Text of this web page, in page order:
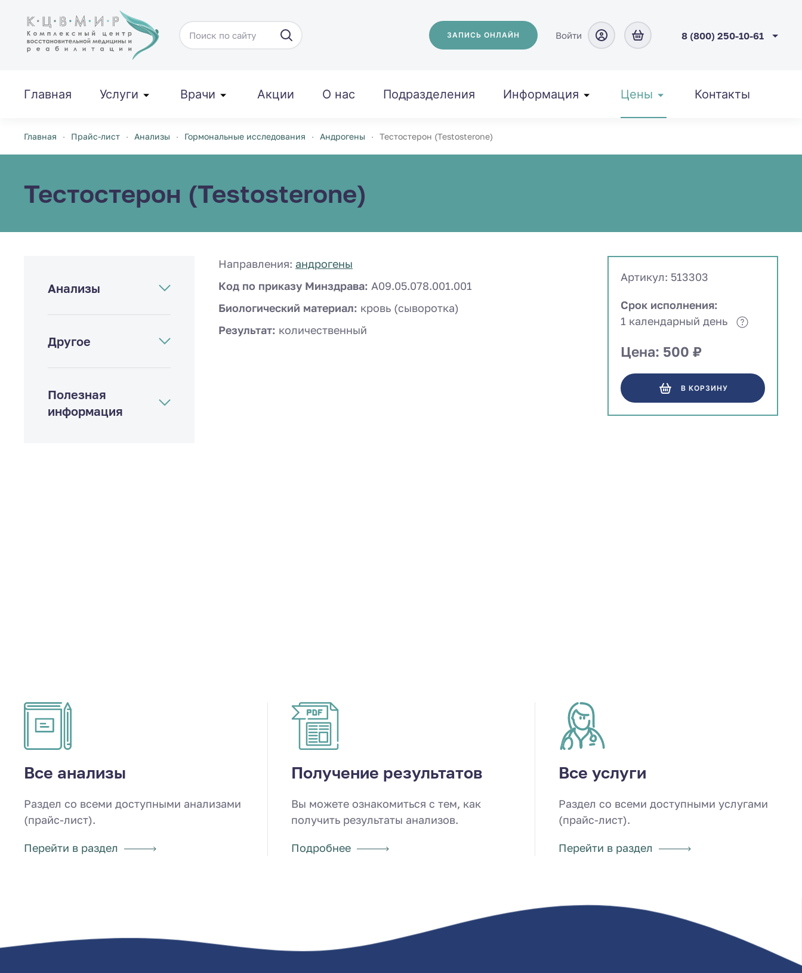
Перейти к содержимому ЗАПИСЬ ОНЛАЙН Войти 8 (800) 250-10-61
Главная Услуги Врачи Акции О нас Подразделения Информация Цены Контакты
Главная Прайс-лист Анализы Гормональные исследования Андрогены Тестостерон (Testosterone)
Тестостерон (Testosterone)
Анализы
Другое
Полезная
информация
Направления: андрогены
Код по приказу Минздрава: A09.05.078.001.001
Биологический материал: кровь (сыворотка)
Результат: количественный
Артикул: 513303
Срок исполнения:
1 календарный день
Цена: 500 ₽
В КОРЗИНУ
Все анализы
Раздел со всеми доступными анализами
(прайс-лист).
Перейти в раздел
Получение результатов
Вы можете ознакомиться с тем, как
получить результаты анализов.
Подробнее
Все услуги
Раздел со всеми доступными услугами
(прайс-лист).
Перейти в раздел